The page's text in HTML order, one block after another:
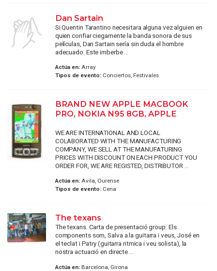
Dan Sartain
Si Quentin Tarantino necesitara alguna vez alguien en
quien confiar ciegamente la banda sonora de sus
películas, Dan Sartain sería sin duda el hombre
adecuado. Este imberbe ...
Actúa en:Array
Tipos de evento:Conciertos, Festivales
BRAND NEW APPLE MACBOOK
PRO, NOKIA N95 8GB, APPLE
WE ARE INTERNATIONAL AND LOCAL
COLABORATED WITH THE MANUFACTURING
COMPANY, WE SELL AT THE MANUFATURING
PRICES WITH DISCOUNT ON EACH PRODUCT YOU
ORDER FOR, WE ARE REGISTED, DISTRIBUTOR ...
Actúa en:Avila, Ourense
Tipos de evento:Cena
The texans
The texans. Carta de presentació group: Els
components som, Salva a la guitarra i veus, José en
el teclat i Patry (guitarra ritmica i veu solista), la
nostra actuació en directe ...
Actúa en:Barcelona, Girona